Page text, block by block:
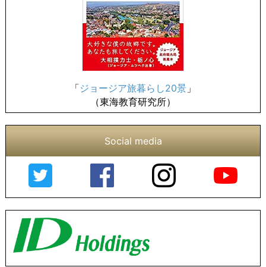
「ジョージア旅暮らし20景 」
（東海教育研究所）
Social media